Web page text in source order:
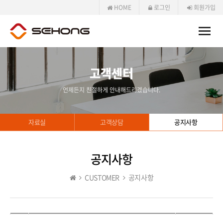
HOME 로그인 회원가입
Toggle
고객센터
언제든지 친절하게 안내해드리겠습니다.
자료실 고객상담 공지사항
공지사항
CUSTOMER 공지사항